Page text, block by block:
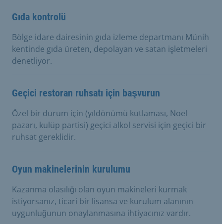
Gıda kontrolü
Bölge idare dairesinin gıda izleme departmanı Münih
kentinde gıda üreten, depolayan ve satan işletmeleri
denetliyor.
Geçici restoran ruhsatı için başvurun
Özel bir durum için (yıldönümü kutlaması, Noel
pazarı, kulüp partisi) geçici alkol servisi için geçici bir
ruhsat gereklidir.
Oyun makinelerinin kurulumu
Kazanma olasılığı olan oyun makineleri kurmak
istiyorsanız, ticari bir lisansa ve kurulum alanının
uygunluğunun onaylanmasına ihtiyacınız vardır.